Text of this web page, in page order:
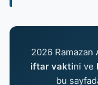
2026 Ramazan
iftar vaktini ve
bu